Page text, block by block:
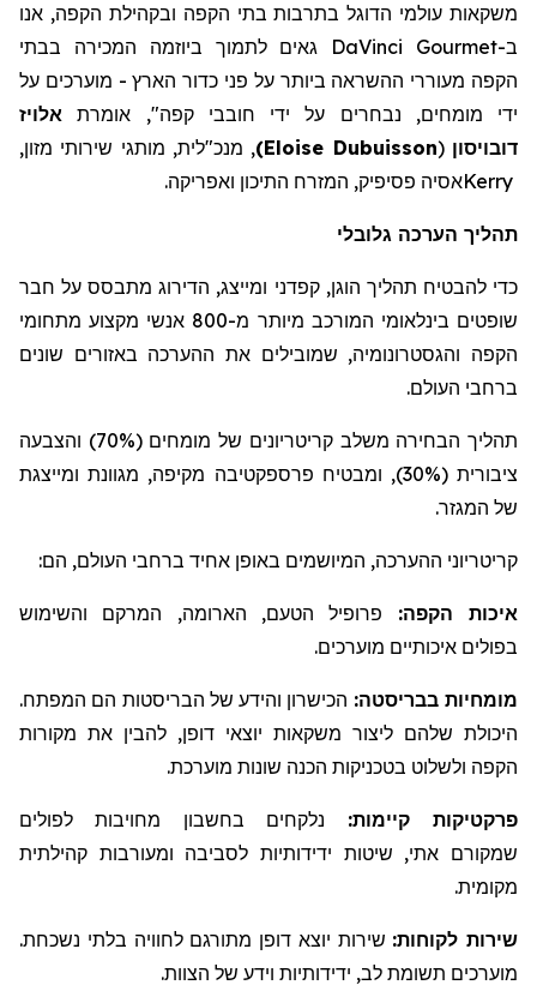
משקאות עולמי הדוגל בתרבות בתי הקפה ובקהילת הקפה, אנו
ב-DaVinci Gourmet גאים לתמוך ביוזמה המכירה בבתי
הקפה מעוררי ההשראה ביותר על פני כדור הארץ - מוערכים על
ידי מומחים, נבחרים על ידי חובבי קפה", אומרת אלויז
דובויסון (
Eloise Dubuisson
), מנכ"לית, מותגי שירותי מזון,
Kerryאסיה פסיפיק, המזרח התיכון ואפריקה.
תהליך הערכה גלובלי
כדי להבטיח תהליך הוגן, קפדני ומייצג, הדירוג מתבסס על חבר
שופטים בינלאומי המורכב מיותר מ-800 אנשי מקצוע מתחומי
הקפה והגסטרונומיה, שמובילים את ההערכה באזורים שונים
ברחבי העולם.
תהליך הבחירה משלב קריטריונים של מומחים (70%) והצבעה
ציבורית (30%), ומבטיח פרספקטיבה מקיפה, מגוונת ומייצגת
של המגזר.
קריטריוני ההערכה, המיושמים באופן אחיד ברחבי העולם, הם:
איכות הקפה: פרופיל הטעם, הארומה, המרקם והשימוש
בפולים איכותיים מוערכים.
מומחיותבבריסטה: הכישרון והידע של הבריסטות הם המפתח.
היכולת שלהם ליצור משקאות יוצאי דופן, להבין את מקורות
הקפה ולשלוט בטכניקות הכנה שונות מוערכת.
פרקטיקותקיימות: נלקחים בחשבון מחויבות לפולים
שמקורם אתי, שיטות ידידותיות לסביבה ומעורבות קהילתית
מקומית.
שירות לקוחות: שירות יוצא דופן מתורגם לחוויה בלתי נשכחת.
מוערכים תשומת לב, ידידותיות וידע של הצוות.